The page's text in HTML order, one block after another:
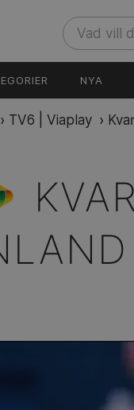
NYA
› TV6 | Viaplay ›